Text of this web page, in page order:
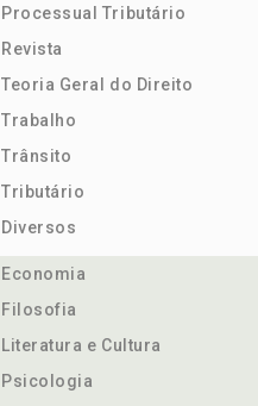
Processual Tributário
Revista
Teoria Geral do Direito
Trabalho
Trânsito
Tributário
Diversos
Economia
Filosofia
Literatura e Cultura
Psicologia